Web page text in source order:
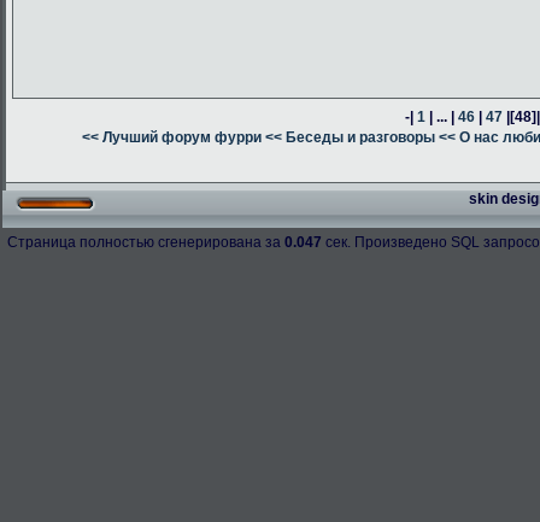
-| 1 | ... | 46 | 47 |[48]
<< Лучший форум фурри << Беседы и разговоры << О нас
skin
Страница полностью сгенерирована за 0.047 сек. Произведено SQL